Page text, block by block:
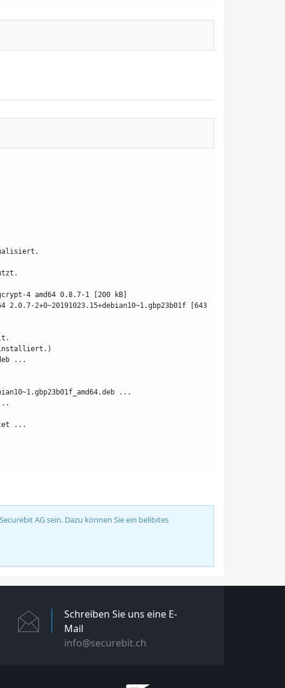
4 amd64 0.8.7-1 [200 kB]
2+0~20191023.15+debian10~1.gbp23b01f [643
installiert.)
...
...
...
AG sein. Dazu können Sie ein belibites
Schreiben Sie uns eine E-
Mail
info@securebit.ch